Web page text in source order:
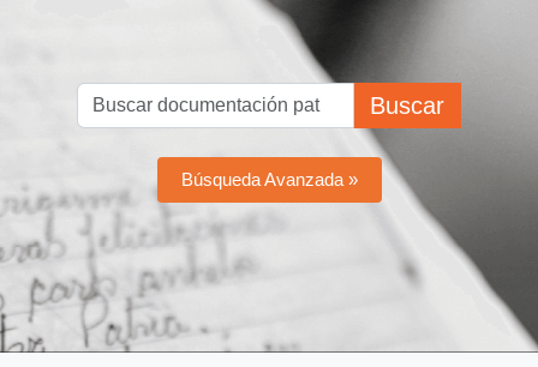
Buscar
Búsqueda Avanzada »